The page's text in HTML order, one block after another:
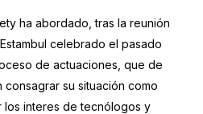
ha abordado, tras la reunión
celebrado el pasado
de actuaciones, que de
su situación como
los interes de tecnólogos y